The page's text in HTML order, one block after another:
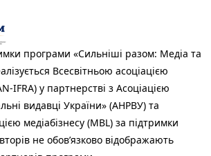
програми «Сильніші разом: Медіа та
Всесвітньою асоціацією
IFRA) у партнерстві з Асоціацією
видавці України» (АНРВУ) та
медіабізнесу (MBL) за підтримки
не обов’язково відображають